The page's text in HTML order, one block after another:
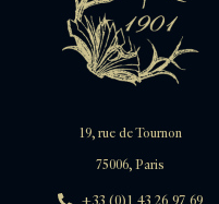
19, rue de Tournon
75006, Paris